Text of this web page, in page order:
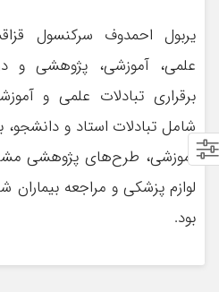
یربول احمدوف سرکنسول
علمی، آموزشی، پژوهشی و
برقراری تبادلات علمی و
شامل تبادلات استاد و دانشجو،
آموزشی، طرح‌های پژوهشی
لوازم پزشکی و مراجعه
بود.